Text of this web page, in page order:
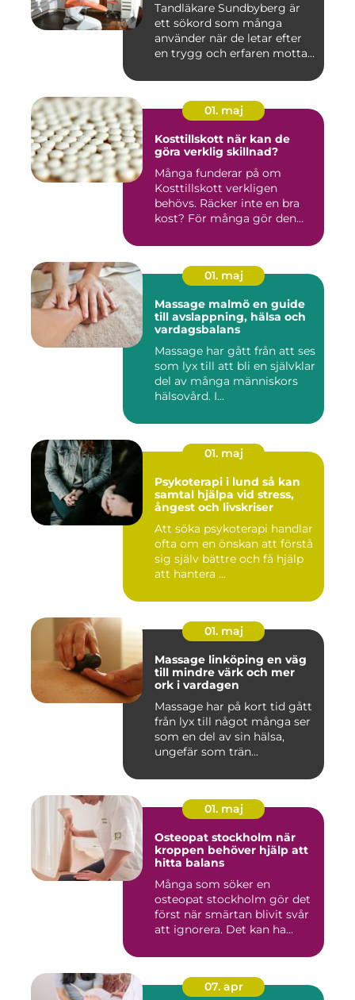
Tandläkare Sundbyberg är
ett sökord som många
använder när de letar efter
en trygg och erfaren motta...
01. maj
Kosttillskott när kan de
göra verklig skillnad?
Många funderar på om
Kosttillskott verkligen
behövs. Räcker inte en bra
kost? För många gör den
01. maj
Massage malmö en guide
till avslappning, hälsa och
vardagsbalans
Massage har gått från att ses
som lyx till att bli en självklar
del av många människors
hälsovård. I...
01. maj
Psykoterapi i lund så kan
samtal hjälpa vid stress,
ångest och livskriser
Att söka psykoterapi handlar
ofta om en önskan att förstå
sig själv bättre och få hjälp
att hantera ...
01. maj
Massage linköping en väg
till mindre värk och mer
ork i vardagen
Massage har på kort tid gått
från lyx till något många ser
som en del av sin hälsa,
ungefär som trän...
01. maj
Osteopat stockholm när
kroppen behöver hjälp att
hitta balans
Många som söker en
osteopat stockholm gör det
först när smärtan blivit svår
att ignorera. Det kan ha...
07. apr